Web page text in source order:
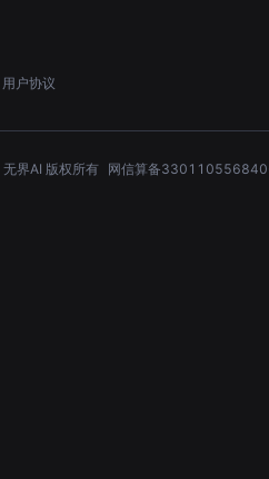
用户协议
无界AI 版权所有 网信算备